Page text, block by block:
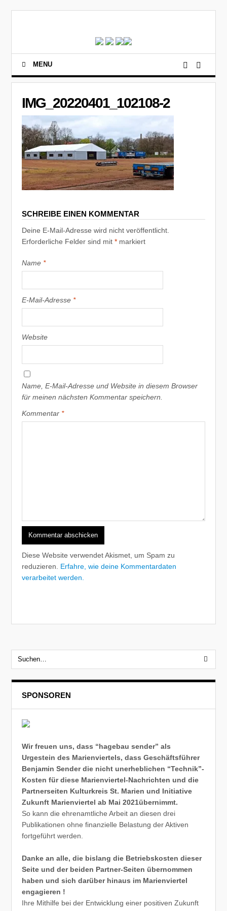
MENU
IMG_20220401_102108-2
SCHREIBE EINEN KOMMENTAR
Deine E-Mail-Adresse wird nicht veröffentlicht.
Erforderliche Felder sind mit* markiert
Name *
E-Mail-Adresse *
Website
Name, E-Mail-Adresse und Website in diesem Browser
für meinen nächsten Kommentar speichern.
Kommentar *
Diese Website verwendet Akismet, um Spam zu
reduzieren. Erfahre, wie deine Kommentardaten
verarbeitet werden.
SPONSOREN
Wir freuen uns, dass “hagebau sender” als
Urgestein des Marienviertels, dass Geschäftsführer
Benjamin Sender die nicht unerheblichen “Technik”-
Kosten für diese Marienviertel-Nachrichten und die
Partnerseiten Kulturkreis St. Marien und Initiative
Zukunft Marienviertel ab Mai 2021übernimmt.
So kann die ehrenamtliche Arbeit an diesen drei
Publikationen ohne finanzielle Belastung der Aktiven
fortgeführt werden.
Danke an alle, die bislang die Betriebskosten dieser
Seite und der beiden Partner-Seiten übernommen
haben und sich darüber hinaus im Marienviertel
engagieren !
Ihre Mithilfe bei der Entwicklung einer positiven Zukunft